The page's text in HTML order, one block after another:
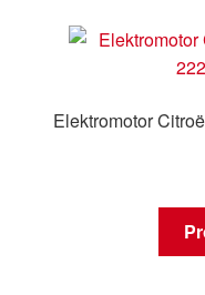
Elektromotor